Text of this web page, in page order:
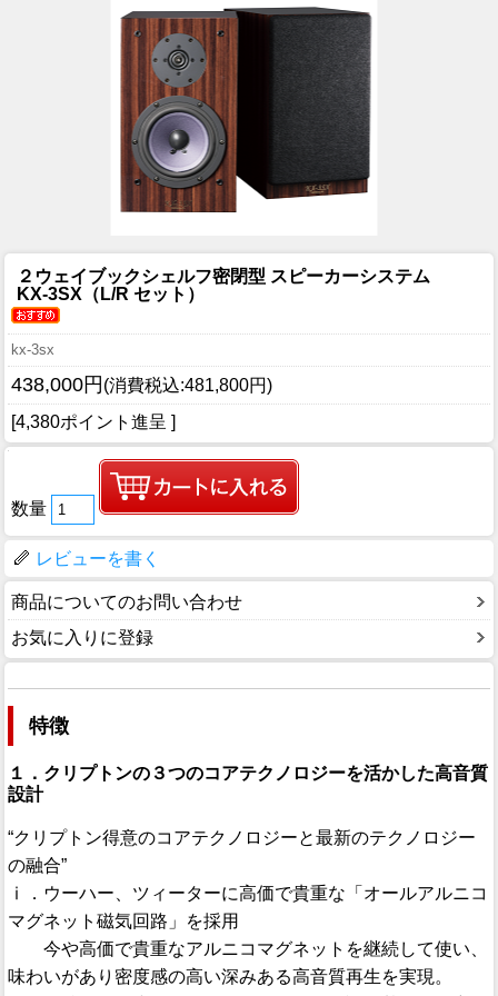
２ウェイブックシェルフ密閉型 スピーカーシステム
KX-3SX（L/R セット）
kx-3sx
438,000円(消費税込:481,800円)
[4,380ポイント進呈 ]
数量
レビューを書く
商品についてのお問い合わせ
お気に入りに登録
特徴
１．クリプトンの３つのコアテクノロジーを活かした高音質
設計
“クリプトン得意のコアテクノロジーと最新のテクノロジー
の融合”
ⅰ．ウーハー、ツィーターに高価で貴重な「オールアルニコ
マグネット磁気回路」を採用
今や高価で貴重なアルニコマグネットを継続して使い、
味わいがあり密度感の高い深みある高音質再生を実現。